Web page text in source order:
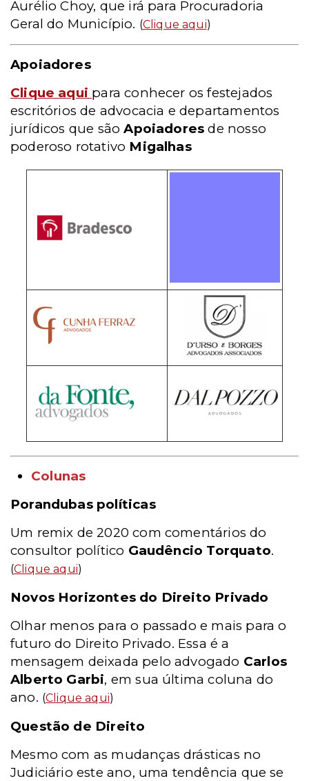
Aurélio Choy, que irá para Procuradoria
Geral do Município. (Clique aqui)
Apoiadores
Clique aqui para conhecer os festejados
escritórios de advocacia e departamentos
jurídicos que sãoApoiadores de nosso
poderoso rotativo Migalhas
Colunas
Porandubas políticas
Um remix de 2020 com comentários do
consultor político Gaudêncio Torquato.
(Clique aqui)
Novos Horizontes do Direito Privado
Olhar menos para o passado e mais para o
futuro do Direito Privado. Essa é a
mensagem deixada pelo advogado Carlos
Alberto Garbi, em sua última coluna do
ano. (Clique aqui)
Questão de Direito
Mesmo com as mudanças drásticas no
Judiciário este ano, uma tendência que se